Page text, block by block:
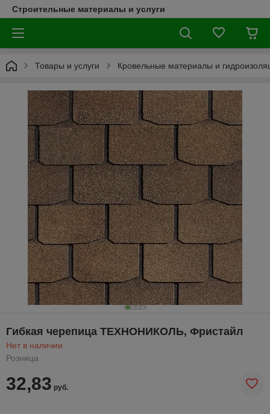
Строительные материалы и услуги
Товары и услуги Кровельные материалы и
Гибкая черепица ТЕХНОНИКОЛЬ, Фристайл
Нет в наличии
Розница
32,83 руб.